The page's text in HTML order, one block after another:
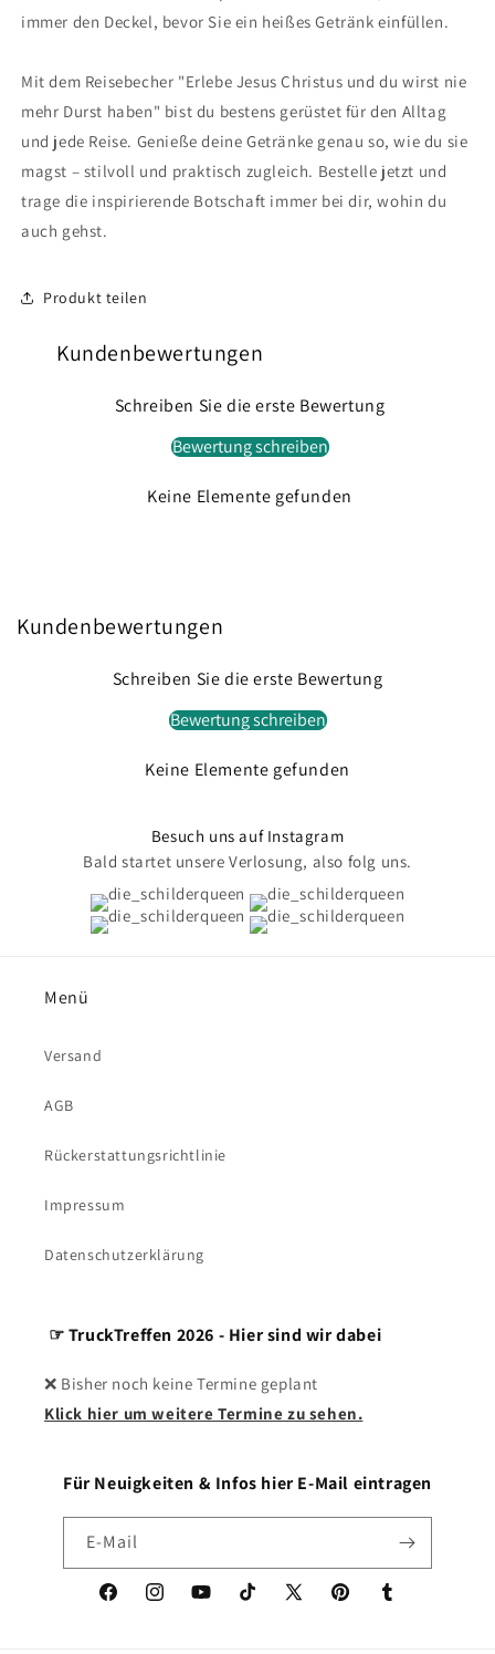
immer den Deckel, bevor Sie ein heißes Getränk einfüllen.
Mit dem Reisebecher "Erlebe Jesus Christus und du wirst nie
mehr Durst haben" bist du bestens gerüstet für den Alltag
und jede Reise. Genieße deine Getränke genau so, wie du sie
magst – stilvoll und praktisch zugleich. Bestelle jetzt und
trage die inspirierende Botschaft immer bei dir, wohin du
auch gehst.
Produkt teilen
Kundenbewertungen
Schreiben Sie die erste Bewertung
Bewertung schreiben
Keine Elemente gefunden
Kundenbewertungen
Schreiben Sie die erste Bewertung
Bewertung schreiben
Keine Elemente gefunden
Besuch uns auf Instagram
Bald startet unsere Verlosung, also folg uns.
Menü
Versand
AGB
Rückerstattungsrichtlinie
Impressum
Datenschutzerklärung
☞ TruckTreffen 2026 - Hier sind wir dabei
❌ Bisher noch keine Termine geplant
Klick hier um weitere Termine zu sehen.
Für Neuigkeiten & Infos hier E-Mail eintragen
E-Mail
FacebookInstagramYouTubeTikTok
X
PinterestTumblr